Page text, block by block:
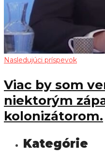
Nasledujúci príspevok
Viac by som
niektorým
kolonizátorom.